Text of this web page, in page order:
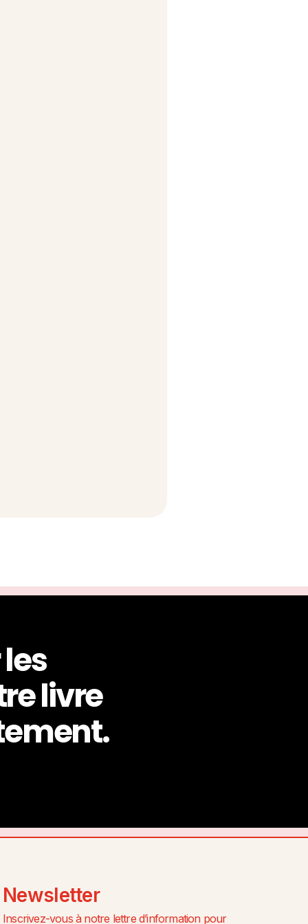
livre
Newsletter
Inscrivez-vous à notre lettre d’information pour